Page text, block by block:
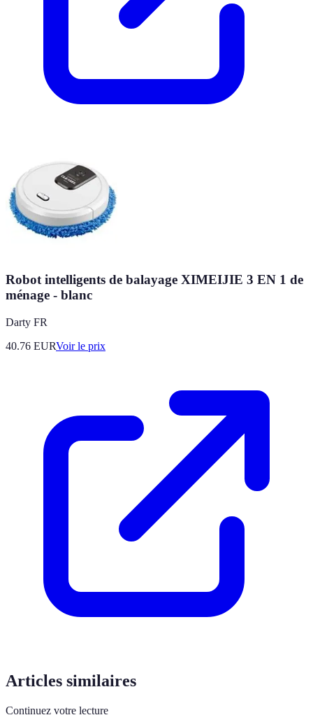
Robot intelligents de balayage XIMEIJIE 3 EN 1 de
ménage - blanc
Darty FR
40.76 EURVoir le prix
Articles similaires
Continuez votre lecture